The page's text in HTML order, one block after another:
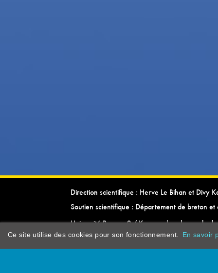
Direction scientifique : Herve Le Bihan et Divy
Soutien scientifique : Département de breton et
Université Rennes 2 / Kevrenn brezhoneg ha
Ce site utilise des cookies pour son fonctionnement. En savoir